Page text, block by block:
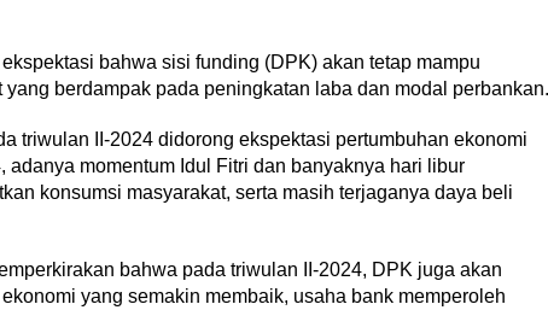
bahwa sisi funding (DPK) akan tetap mampu
berdampak pada peningkatan laba dan modal perbankan.
triwulan II-2024 didorong ekspektasi pertumbuhan ekonomi
momentum Idul Fitri dan banyaknya hari libur
konsumsi masyarakat, serta masih terjaganya daya beli
bahwa pada triwulan II-2024, DPK juga akan
yang semakin membaik, usaha bank memperoleh